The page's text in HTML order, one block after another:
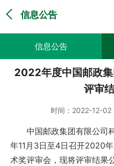
信息公告
信息公告
采购公告公示
2022年度中国邮政
评审
时间： 2022-12-02
中国邮政集团有限公司
年11月3日至4日召开2020
术奖评审会，现将评审结果